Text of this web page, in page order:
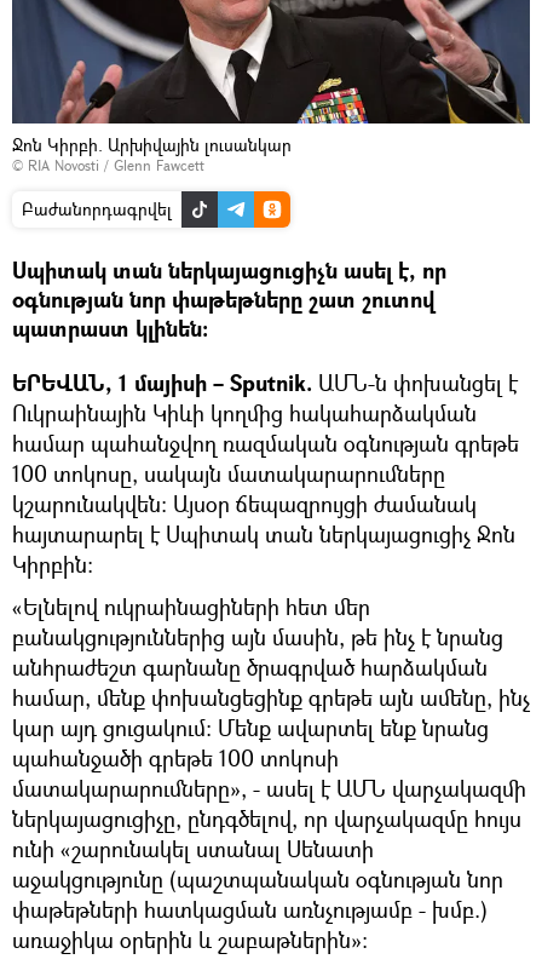
Ջոն Կիրբի. Արխիվային լուսանկար
© RIA Novosti / Glenn Fawcett
Բաժանորդագրվել
Սպիտակ տան ներկայացուցիչն ասել է, որ
օգնության նոր փաթեթները շատ շուտով
պատրաստ կլինեն։
ԵՐԵՎԱՆ, 1 մայիսի – Sputnik. ԱՄՆ-ն փոխանցել է
Ուկրաինային Կիևի կողմից հակահարձակման
համար պահանջվող ռազմական օգնության գրեթե
100 տոկոսը, սակայն մատակարարումները
կշարունակվեն։ Այսօր ճեպազրույցի ժամանակ
հայտարարել է Սպիտակ տան ներկայացուցիչ Ջոն
Կիրբին:
«Ելնելով ուկրաինացիների հետ մեր
բանակցություններից այն մասին, թե ինչ է նրանց
անհրաժեշտ գարնանը ծրագրված հարձակման
համար, մենք փոխանցեցինք գրեթե այն ամենը, ինչ
կար այդ ցուցակում։ Մենք ավարտել ենք նրանց
պահանջածի գրեթե 100 տոկոսի
մատակարարումները», - ասել է ԱՄՆ վարչակազմի
ներկայացուցիչը, ընդգծելով, որ վարչակազմը հույս
ունի «շարունակել ստանալ Սենատի
աջակցությունը (պաշտպանական օգնության նոր
փաթեթների հատկացման առնչությամբ - խմբ.)
առաջիկա օրերին և շաբաթներին»: